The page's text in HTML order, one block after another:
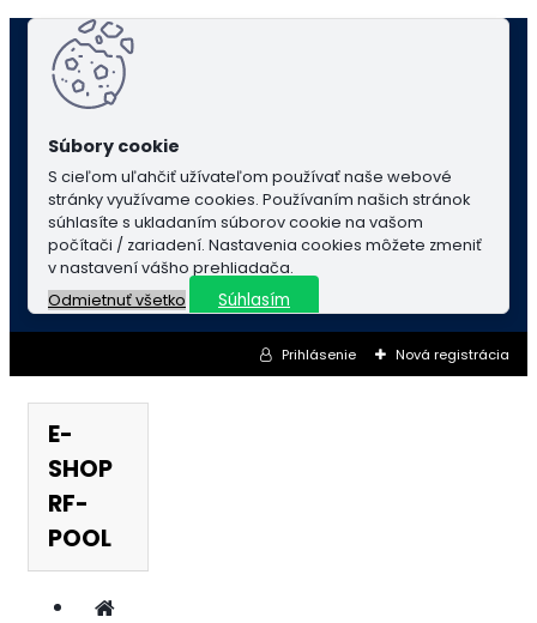
S cieľom uľahčiť užívateľom používať naše webové
stránky využívame cookies. Používaním našich stránok
súhlasíte s ukladaním súborov cookie na vašom
počítači / zariadení. Nastavenia cookies môžete zmeniť
v nastavení vášho prehliadača.
Odmietnuť všetko
Súhlasím
Prihlásenie Nová registrácia
E-
SHOP
RF-
POOL